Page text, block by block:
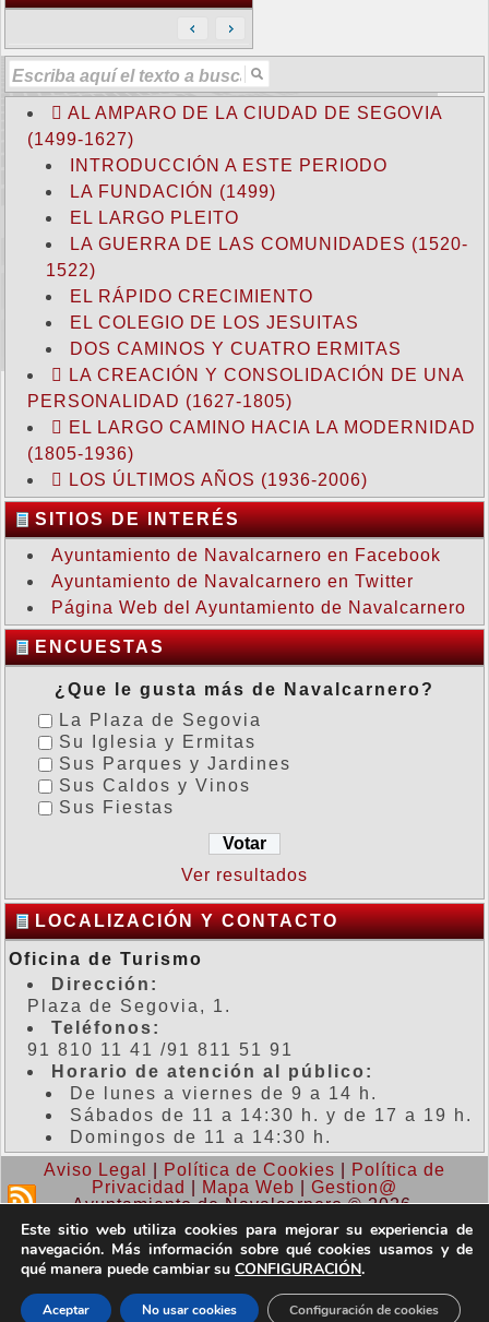
AL AMPARO DE LA CIUDAD DE SEGOVIA
(1499-1627)
INTRODUCCIÓN A ESTE PERIODO
LA FUNDACIÓN (1499)
EL LARGO PLEITO
LA GUERRA DE LAS COMUNIDADES (1520-
1522)
EL RÁPIDO CRECIMIENTO
EL COLEGIO DE LOS JESUITAS
DOS CAMINOS Y CUATRO ERMITAS
LA CREACIÓN Y CONSOLIDACIÓN DE UNA
PERSONALIDAD (1627-1805)
EL LARGO CAMINO HACIA LA MODERNIDAD
(1805-1936)
LOS ÚLTIMOS AÑOS (1936-2006)
SITIOS DE INTERÉS
Ayuntamiento de Navalcarnero en Facebook
Ayuntamiento de Navalcarnero en Twitter
Página Web del Ayuntamiento de Navalcarnero
ENCUESTAS
¿Que le gusta más de Navalcarnero?
La Plaza de Segovia
Su Iglesia y Ermitas
Sus Parques y Jardines
Sus Caldos y Vinos
Sus Fiestas
Ver resultados
LOCALIZACIÓN Y CONTACTO
Oficina de Turismo
Dirección:
Plaza de Segovia, 1.
Teléfonos:
91 810 11 41 /91 811 51 91
Horario de atención al público:
De lunes a viernes de 9 a 14 h.
Sábados de 11 a 14:30 h. y de 17 a 19 h.
Domingos de 11 a 14:30 h.
Aviso Legal
Política de Cookies
Política de
Privacidad
Mapa Web
Gestion@
Ayuntamiento de Navalcarnero © 2026.
Este sitio web utiliza cookies para mejorar su experiencia de
navegación. Más información sobre qué cookies usamos y de
qué manera puede cambiar su CONFIGURACIÓN.
Aceptar No usar cookies Configuración de cookies